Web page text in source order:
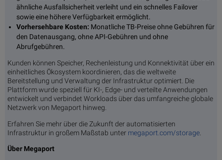
ähnliche Ausfallsicherheit verleiht und ein schnelles Failover
sowie eine höhere Verfügbarkeit ermöglicht.
Vorhersehbare Kosten: Monatliche TB-Preise ohne Gebühren für
den Datenausgang, ohne API-Gebühren und ohne
Abrufgebühren.
Kunden können Speicher, Rechenleistung und Konnektivität über ein
einheitliches Ökosystem koordinieren, das die weltweite
Bereitstellung und Verwaltung der Infrastruktur optimiert. Die
Plattform wurde speziell für KI-, Edge- und verteilte Anwendungen
entwickelt und verbindet Workloads über das umfangreiche globale
Netzwerk von Megaport hinweg.
Erfahren Sie mehr über die Zukunft der automatisierten
Infrastruktur in großem Maßstab unter megaport.com/storage
Über Megaport